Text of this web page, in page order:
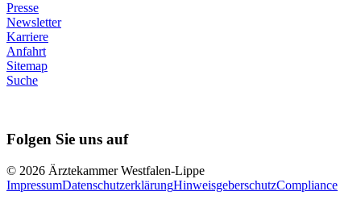
Presse
Newsletter
Karriere
Anfahrt
Sitemap
Suche
Folgen Sie uns auf
© 2026 Ärztekammer Westfalen-Lippe
ImpressumDatenschutzerklärungHinweisgeberschutzCompliance